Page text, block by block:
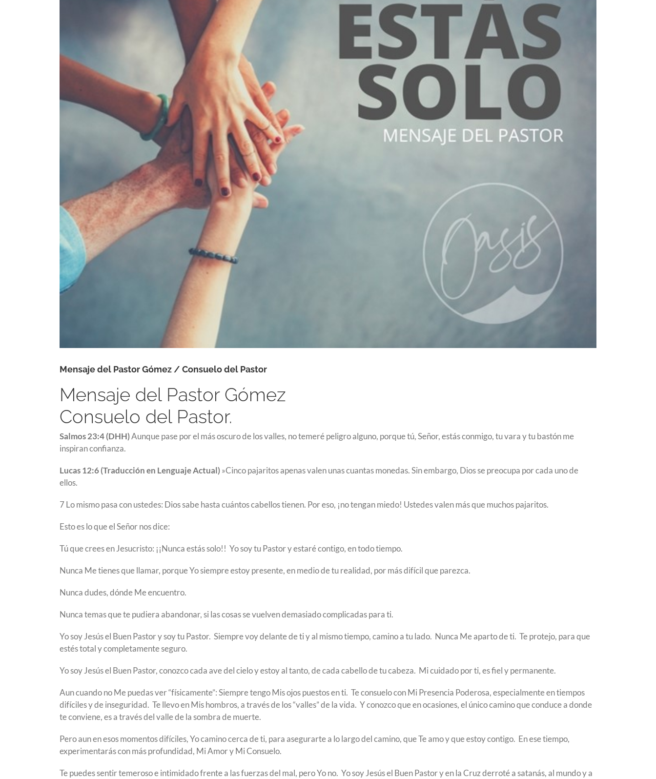
Mensaje del Pastor Gómez / Consuelo del Pastor
Mensaje del Pastor Gómez
Consuelo del Pastor.
Salmos 23:4 (DHH)Aunque pase por el más oscuro de los valles, no temeré peligro alguno, porque tú, Señor, estás conmigo, tu vara y tu bastón me
inspiran confianza.
Lucas 12:6 (Traducción en Lenguaje Actual)»Cinco pajaritos apenas valen unas cuantas monedas. Sin embargo, Dios se preocupa por cada uno de
ellos.
7 Lo mismo pasa con ustedes: Dios sabe hasta cuántos cabellos tienen. Por eso, ¡no tengan miedo! Ustedes valen más que muchos pajaritos.
Esto es lo que el Señor nos dice:
Tú que crees en Jesucristo: ¡¡Nunca estás solo!! Yo soy tu Pastor y estaré contigo, en todo tiempo.
Nunca Me tienes que llamar, porque Yo siempre estoy presente, en medio de tu realidad, por más difícil que parezca.
Nunca dudes, dónde Me encuentro.
Nunca temas que te pudiera abandonar, si las cosas se vuelven demasiado complicadas para ti.
Yo soy Jesús el Buen Pastor y soy tu Pastor. Siempre voy delante de ti y al mismo tiempo, camino a tu lado. Nunca Me aparto de ti. Te protejo, para que
estés total y completamente seguro.
Yo soy Jesús el Buen Pastor, conozco cada ave del cielo y estoy al tanto, de cada cabello de tu cabeza. Mi cuidado por ti, es fiel y permanente.
Aun cuando no Me puedas ver “físicamente”: Siempre tengo Mis ojos puestos en ti. Te consuelo con Mi Presencia Poderosa, especialmente en tiempos
difíciles y de inseguridad. Te llevo en Mis hombros, a través de los “valles” de la vida. Y conozco que en ocasiones, el único camino que conduce a donde
te conviene, es a través del valle de la sombra de muerte.
Pero aun en esos momentos difíciles, Yo camino cerca de ti, para asegurarte a lo largo del camino, que Te amo y que estoy contigo. En ese tiempo,
experimentarás con más profundidad, Mi Amor y Mi Consuelo.
Te puedes sentir temeroso e intimidado frente a las fuerzas del mal, pero Yo no. Yo soy Jesús el Buen Pastor y en la Cruz derroté a satanás, al mundo y a